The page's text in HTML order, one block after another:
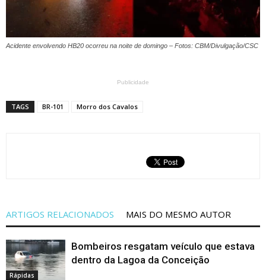
Acidente envolvendo HB20 ocorreu na noite de domingo – Fotos: CBM/Divulgação/CSC
Publicidade
TAGS BR-101 Morro dos Cavalos
ARTIGOS RELACIONADOS MAIS DO MESMO AUTOR
Rápidas
Bombeiros resgatam veículo que estava
dentro da Lagoa da Conceição